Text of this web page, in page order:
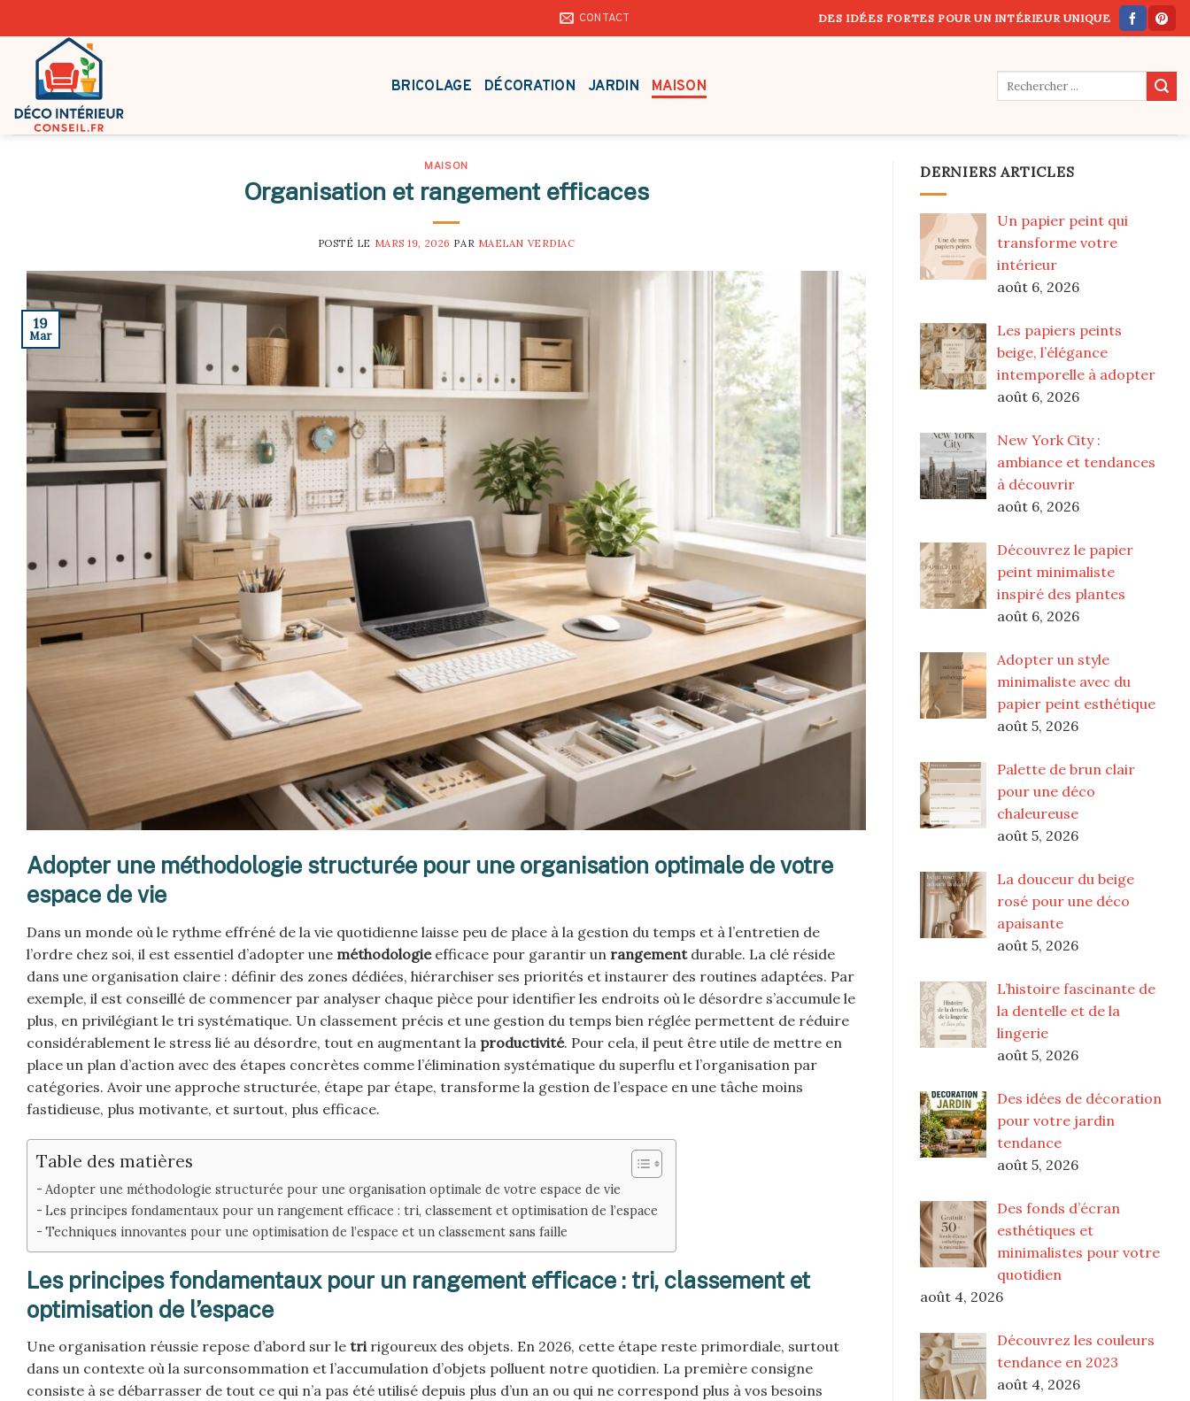
to
content
CONTACT DES IDÉES FORTES POUR UN INTÉRIEUR UNIQUE
BRICOLAGE DÉCORATION JARDIN MAISON
MAISON
Organisation et rangement efficaces
POSTÉ LE MARS 19, 2026 PAR MAELAN VERDIAC
19
Mar
Adopter une méthodologie structurée pour une organisation optimale de votre
espace de vie
Dans un monde où le rythme effréné de la vie quotidienne laisse peu de place à la gestion du temps et à l’entretien de
l’ordre chez soi, il est essentiel d’adopter une méthodologieefficace pour garantir un rangementdurable. La clé réside
dans une organisation claire : définir des zones dédiées, hiérarchiser ses priorités et instaurer des routines adaptées. Par
exemple, il est conseillé de commencer par analyser chaque pièce pour identifier les endroits où le désordre s’accumule le
plus, en privilégiant le tri systématique. Un classement précis et une gestion du temps bien réglée permettent de réduire
considérablement le stress lié au désordre, tout en augmentant la productivité. Pour cela, il peut être utile de mettre en
place un plan d’action avec des étapes concrètes comme l’élimination systématique du superflu et l’organisation par
catégories. Avoir une approche structurée, étape par étape, transforme la gestion de l’espace en une tâche moins
fastidieuse, plus motivante, et surtout, plus efficace.
Table des matières
Adopter une méthodologie structurée pour une organisation optimale de votre espace de vie
Les principes fondamentaux pour un rangement efficace : tri, classement et optimisation de l’espace
Techniques innovantes pour une optimisation de l’espace et un classement sans faille
Les principes fondamentaux pour un rangement efficace : tri, classement et
optimisation de l’espace
Une organisation réussie repose d’abord sur le tririgoureux des objets. En 2026, cette étape reste primordiale, surtout
dans un contexte où la surconsommation et l’accumulation d’objets polluent notre quotidien. La première consigne
consiste à se débarrasser de tout ce qui n’a pas été utilisé depuis plus d’un an ou qui ne correspond plus à vos besoins
DERNIERS ARTICLES
Un papier peint qui
transforme votre
intérieur
août 6, 2026
Les papiers peints
beige, l’élégance
intemporelle à adopter
août 6, 2026
New York City :
ambiance et tendances
à découvrir
août 6, 2026
Découvrez le papier
peint minimaliste
inspiré des plantes
août 6, 2026
Adopter un style
minimaliste avec du
papier peint esthétique
août 5, 2026
Palette de brun clair
pour une déco
chaleureuse
août 5, 2026
La douceur du beige
rosé pour une déco
apaisante
août 5, 2026
L’histoire fascinante de
la dentelle et de la
lingerie
août 5, 2026
Des idées de décoration
pour votre jardin
tendance
août 5, 2026
Des fonds d’écran
esthétiques et
minimalistes pour votre
quotidien
août 4, 2026
Découvrez les couleurs
tendance en 2023
août 4, 2026